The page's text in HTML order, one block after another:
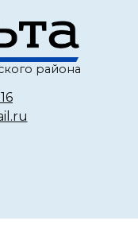
района